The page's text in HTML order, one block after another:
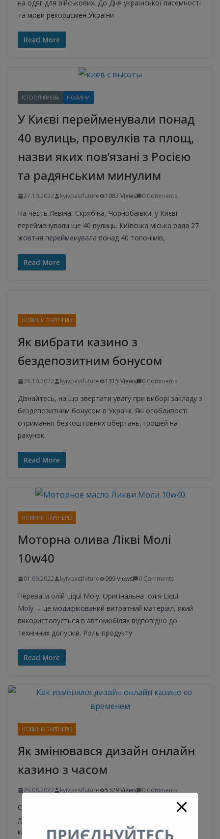
на одяг для військових. До Дня української писемності
та мови рекордсмен України
Read More
ІСТОРІЯ КИЄВА НОВИНИ
У Києві перейменували понад
40 вулиць, провулків та площ,
назви яких пов’язані з Росією
та радянським минулим
27.10.2022 kyivpastfuture 1087 Views 0 Comments
На честь Левіна, Скрябіна, Чорнобаївки: у Києві
перейменували ще 40 вулиць. Київська міська рада 27
жовтня перейменувала понад 40 топонімів,
Read More
НОВИНИ ПАРТНЕРІВ
Як вибрати казино з
бездепозитним бонусом
26.10.2022 kyivpastfuture 1315 Views 0 Comments
Дізнайтесь, на що звертати увагу при виборі закладу з
бездепозитним бонусом в Україні. Які особливості
отримання безкоштовних обертань, грошей на
рахунок.
Read More
НОВИНИ ПАРТНЕРІВ
Моторна олива Лікві Молі
10w40
01.09.2022 kyivpastfuture 999 Views 0 Comments
Переваги олій Liqui Moly. Оригінальна олія Liqui
Moly – це модифікований витратний матеріал, який
використовується в автомобілях відповідно до
технічних допусків. Роль продукту
Read More
НОВИНИ ПАРТНЕРІВ
Як змінювався дизайн онлайн
казино з часом
29.08.2022 kyivpastfuture 5329 Views 0 Comments
Сучасні тенденції казино. Барабанні автомати мають
досить консервативний зовнішній вигляд. Рулетка та
карткові ігри ще консервативніші, бо залишаються